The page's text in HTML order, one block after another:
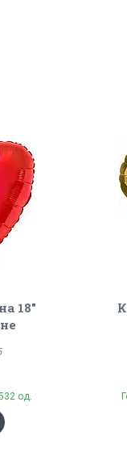
18"
од.